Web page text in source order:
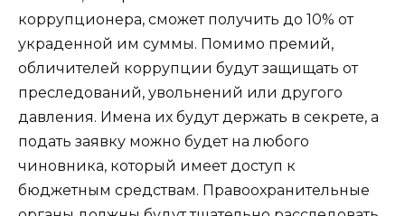
коррупционера, сможет получить до 10% от
украденной им суммы. Помимо премий,
обличителей коррупции будут защищать от
преследований, увольнений или другого
давления. Имена их будут держать в секрете, а
подать заявку можно будет на любого
чиновника, который имеет доступ к
бюджетным средствам. Правоохранительные